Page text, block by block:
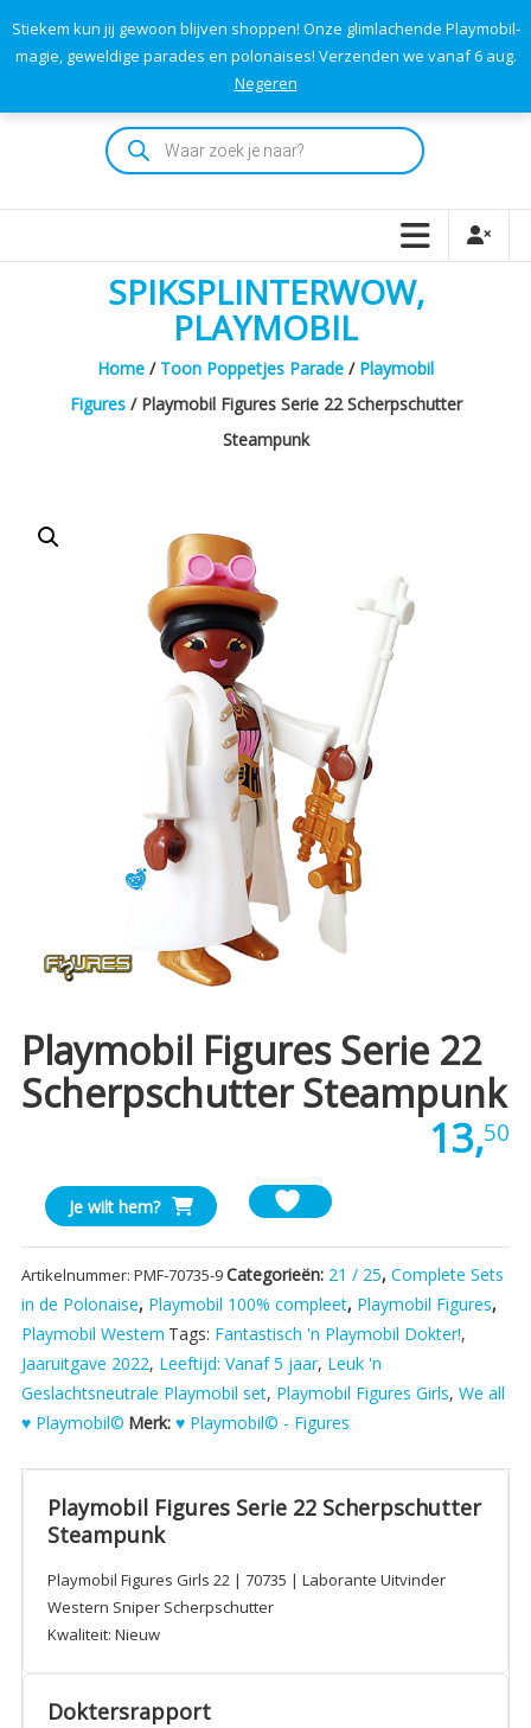
Stiekem kun jij gewoon blijven shoppen! Onze glimlachende Playmobil-
magie, geweldige parades en polonaises! Verzenden we vanaf 6 aug.
Negeren
content
Playmodok
Tweedehands
dromen
voor
iedereen
TOTAAL
Producten
zoeken
SPIKSPLINTERWOW,
PLAYMOBIL
Home / Toon Poppetjes Parade / Playmobil
Figures/ Playmobil Figures Serie 22 Scherpschutter
Steampunk
Playmobil Figures Serie 22
Scherpschutter Steampunk
13,50
Playmobil
Figures
Serie
22
Scherpschutter
Steampunk
aantal
Je wilt hem?
Artikelnummer: PMF-70735-9Categorieën: 21 / 25, Complete Sets
in de Polonaise, Playmobil 100% compleet, Playmobil Figures,
Playmobil Western Tags: Fantastisch 'n Playmobil Dokter!,
Jaaruitgave 2022, Leeftijd: Vanaf 5 jaar, Leuk 'n
Geslachtsneutrale Playmobil set, Playmobil Figures Girls, We all
♥ Playmobil© Merk: ♥ Playmobil© - Figures
Playmobil Figures Serie 22 Scherpschutter
Steampunk
Playmobil Figures Girls 22 | 70735 | Laborante Uitvinder
Western Sniper Scherpschutter
Kwaliteit: Nieuw
Doktersrapport